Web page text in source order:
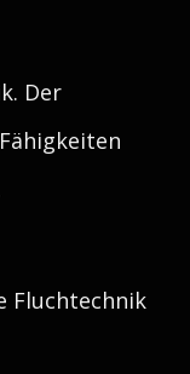
Der
Fluchtechnik